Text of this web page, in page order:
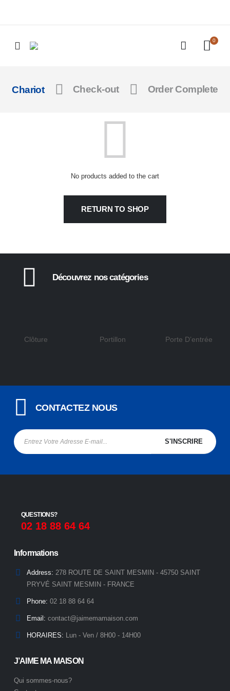
0
Chariot Check-out Order Complete
No products added to the cart
RETURN TO SHOP
Découvrez nos catégories
Clôture Portillon Porte D’entrée
CONTACTEZ NOUS
QUESTIONS?
02 18 88 64 64
Informations
Address: 278 ROUTE DE SAINT MESMIN - 45750 SAINT
PRYVÉ SAINT MESMIN - FRANCE
Phone: 02 18 88 64 64
Email: contact@jaimemamaison.com
HORAIRES: Lun - Ven / 8H00 - 14H00
J’AIME MA MAISON
Qui sommes-nous?